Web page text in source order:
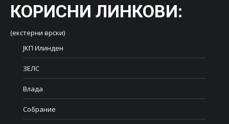
КОРИСНИ ЛИНКОВИ:
(екстерни врски)
ЈКП Илинден
ЗЕЛС
Влада
Собрание